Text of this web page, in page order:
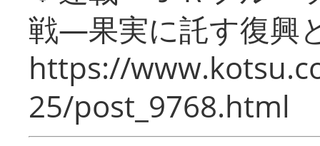
戦―果実に託す復興
https://
25/post_9768.html